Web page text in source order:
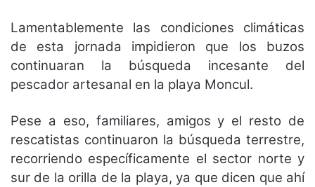
Lamentablemente las condiciones climáticas
de esta jornada impidieron que los buzos
continuaran la búsqueda incesante del
pescador artesanal en la playa Moncul.
Pese a eso, familiares, amigos y el resto de
rescatistas continuaron la búsqueda terrestre,
recorriendo específicamente el sector norte y
sur de la orilla de la playa, ya que dicen que ahí